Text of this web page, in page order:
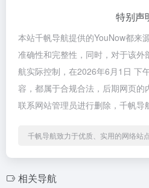
特别声
本站千帆导航提供的YouNow都来
准确性和完整性，同时，对于该外
航实际控制，在2026年6月1日 下
容，都属于合规合法，后期网页
联系网站管理员进行删除，千帆导
千帆导航致力于优质、实用的网络站
相关导航